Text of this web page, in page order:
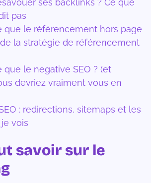
ses backlinks ? Ce que
pas
que le référencement hors page
la stratégie de référencement
que le negative SEO ? (et
devriez vraiment vous en
: redirections, sitemaps et les
vois
savoir sur le